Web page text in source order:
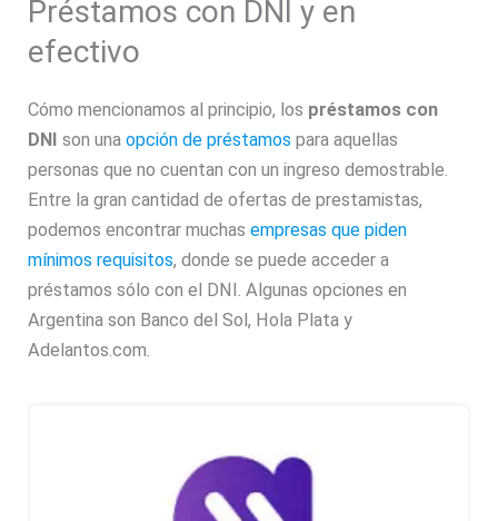
Préstamos con DNI y en
efectivo
Cómo mencionamos al principio, los préstamos con
DNIson unaopción de préstamos para aquellas
personas que no cuentan con un ingreso demostrable.
Entre la gran cantidad de ofertas de prestamistas,
podemos encontrar muchasempresas que piden
mínimos requisitos, donde se puede acceder a
préstamos sólo con el DNI. Algunas opciones en
Argentina son Banco del Sol, Hola Plata y
Adelantos.com.